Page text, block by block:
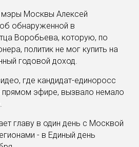
мэры Москвы Алексей
обнаруженной в
Воробьева, которую, по
политик не мог купить на
годовой доход.
где кандидат-единоросс
эфире, вызвало немало
главу в один день с Москвой
- в Единый день